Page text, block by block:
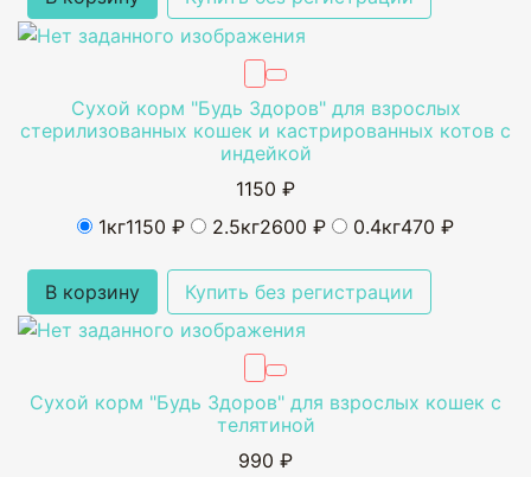
Сухой корм "Будь Здоров" для взрослых
стерилизованных кошек и кастрированных котов с
индейкой
1150 ₽
1кг1150 ₽ 2.5кг2600 ₽ 0.4кг470 ₽
В корзину Купить без регистрации
Сухой корм "Будь Здоров" для взрослых кошек с
телятиной
990 ₽